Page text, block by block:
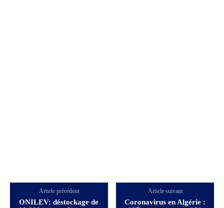
Article précédent
ONILEV: déstockage de
Article suivant
Coronavirus en Algérie :